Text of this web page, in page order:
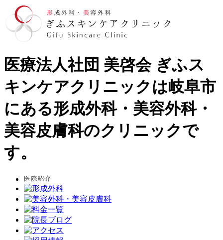
医療法人社団 美啓会 ぎふス
キンケアクリニックは岐阜市
にある形成外科・美容外科・
美容皮膚科のクリニックで
す。